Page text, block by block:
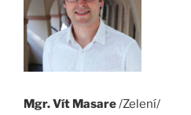
Mgr. Vít Masare/Zelení/